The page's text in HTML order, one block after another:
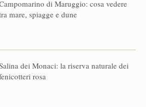
di Maruggio: cosa vedere
mare, spiagge e dune
dei Monaci: la riserva naturale dei
rosa